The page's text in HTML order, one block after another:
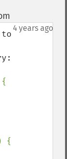
4 years ago
{